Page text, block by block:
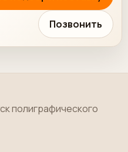
Позвонить
полиграфического